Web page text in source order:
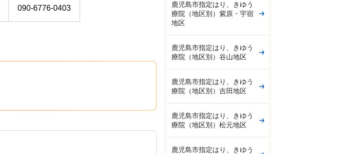
090-6776-0403
鹿児島市指定はり、きゆう
療院（地区別）紫原・宇宿
地区
鹿児島市指定はり、きゆう
療院（地区別）谷山地区
鹿児島市指定はり、きゆう
療院（地区別）吉田地区
鹿児島市指定はり、きゆう
療院（地区別）松元地区
鹿児島市指定はり、きゆう